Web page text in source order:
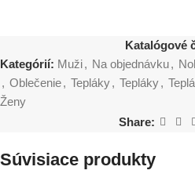
Katalógové
Kategórií: Muži, Na objednávku,
, Oblečenie, Tepláky, Tepláky,
Ženy
Share:
Súvisiace produkty